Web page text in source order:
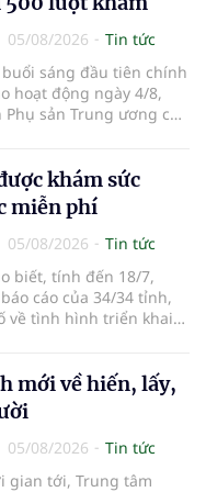
thúc đẩy mở mới các
nội địa và quốc tế.
05/08/2026
Tin tức
sáng đầu tiên chính
hoạt động ngày 4/8,
Phụ sản Trung ương cơ
tiên chào đời.
khám sức
miễn phí
05/08/2026
Tin tức
biết, tính đến 18/7,
cáo của 34/34 tỉnh,
về tình hình triển khai
người, chiếm gần
cả nước đã được khám
kỳ năm nay.
mới về hiến, lấy,
05/08/2026
Tin tức
gian tới, Trung tâm